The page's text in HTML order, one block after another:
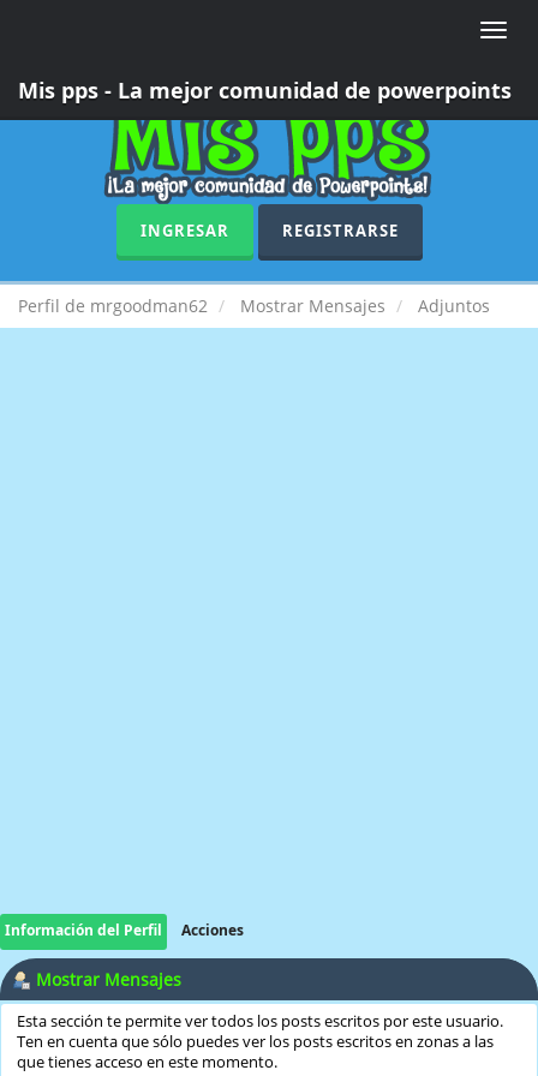
Toggle
Mis pps - La mejor comunidad de powerpoints
INGRESAR REGISTRARSE
Perfil de mrgoodman62 Mostrar Mensajes Adjuntos
Información del Perfil Acciones
Mostrar Mensajes
Esta sección te permite ver todos los posts escritos por este usuario.
Ten en cuenta que sólo puedes ver los posts escritos en zonas a las
que tienes acceso en este momento.